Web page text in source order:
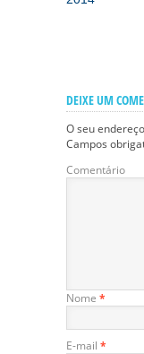
DEIXE UM
O seu
Campos
Comentário
Nome *
E-mail *